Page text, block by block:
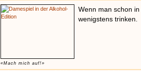
«Mach mich auf!»
Wenn man schon
wenigstens trinken.